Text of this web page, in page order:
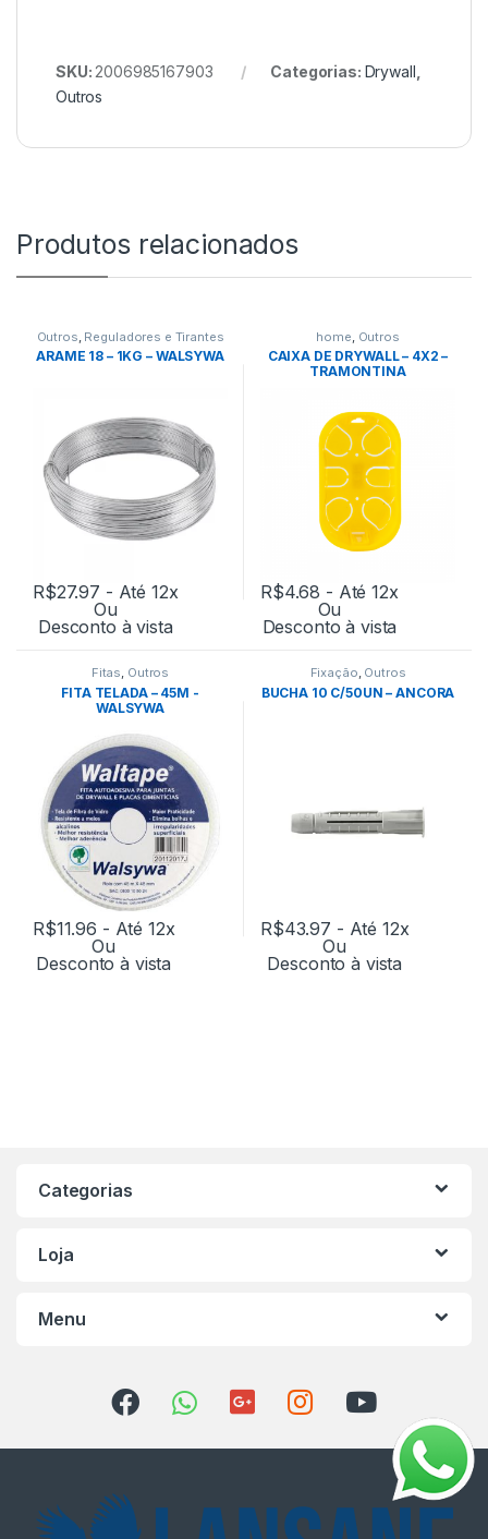
SKU: 2006985167903 Categorias: Drywall
Outros
Produtos relacionados
Outros Reguladores e Tirantes
ARAME 18 – 1KG – WALSYWA
R$27.97 - Até 12x
Ou
Desconto à vista
home Outros
CAIXA DE DRYWALL – 4X2 –
TRAMONTINA
R$4.68 - Até 12x
Ou
Desconto à vista
Fitas, Outros
FITA TELADA – 45M -
WALSYWA
R$11.96 - Até 12x
Ou
Desconto à vista
Fixação, Outros
BUCHA 10 C/50UN – ANCORA
R$43.97 - Até 12x
Ou
Desconto à vista
Categorias
Loja
Menu